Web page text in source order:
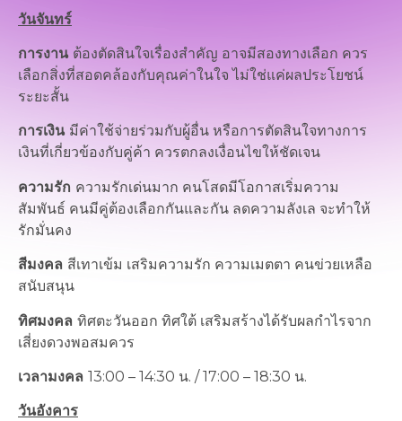
วันจันทร์
การงาน ต้องตัดสินใจเรื่องสำคัญ อาจมีสองทางเลือก ควร
เลือกสิ่งที่สอดคล้องกับคุณค่าในใจ ไม่ใช่แค่ผลประโยชน์
ระยะสั้น
การเงิน มีค่าใช้จ่ายร่วมกับผู้อื่น หรือการตัดสินใจทางการ
เงินที่เกี่ยวข้องกับคู่ค้า ควรตกลงเงื่อนไขให้ชัดเจน
ความรัก ความรักเด่นมาก คนโสดมีโอกาสเริ่มความ
สัมพันธ์ คนมีคู่ต้องเลือกกันและกัน ลดความลังเล จะทำให้
รักมั่นคง
สีมงคล สีเทาเข้ม เสริมความรัก ความเมตตา คนข่วยเหลือ
สนับสนุน
ทิศมงคล ทิศตะวันออก ทิศใต้ เสริมสร้างได้รับผลกำไรจาก
เสี่ยงดวงพอสมควร
เวลามงคล 13:00 – 14:30 น. / 17:00 – 18:30 น.
วันอังคาร